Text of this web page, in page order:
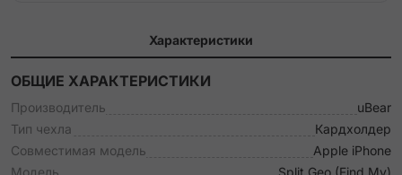
Характеристики
ОБЩИЕ ХАРАКТЕРИСТИКИ
Производитель
uBear
Тип чехла
Кардхолдер
Совместимая модель
Apple iPhone
Модель
Split Geo (Find My)